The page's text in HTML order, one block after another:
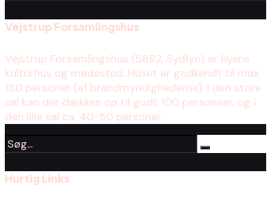
Vejstrup Forsamlingshus
Vejstrup Forsamlingshus (5882, Sydfyn) er byens
kulturhus og mødested. Huset er godkendt til max.
150 personer (af brandmyndighederne). I den store
sal kan der dækkes op til godt 100 personser, og i
den lille sal ca. 40-50 personer.
Hurtig Links